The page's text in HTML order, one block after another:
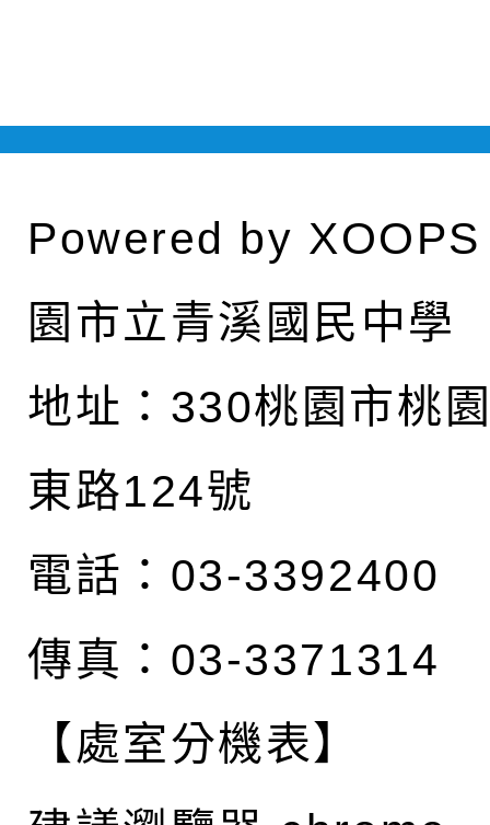
Powered by XOOPS
園市立青溪國民中學
地址： 330桃園市桃
東路124號
電話：03-3392400
傳真：03-3371314
【處室分機表】